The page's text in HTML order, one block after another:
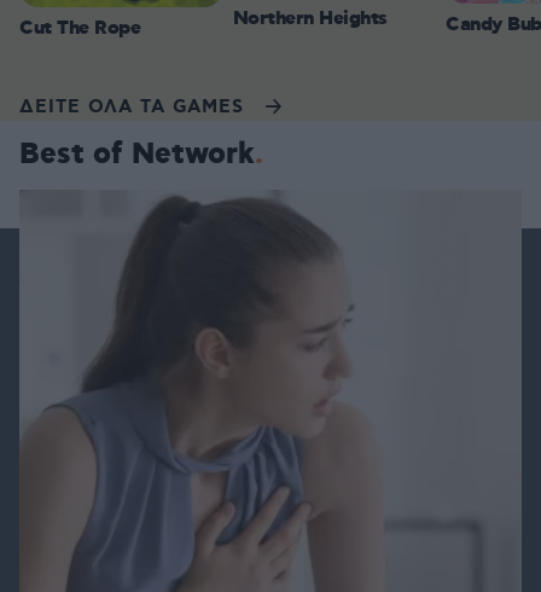
Cut The Rope Northern Heights Candy
ΔΕΙΤΕ ΟΛΑ ΤΑ GAMES
Best of Network